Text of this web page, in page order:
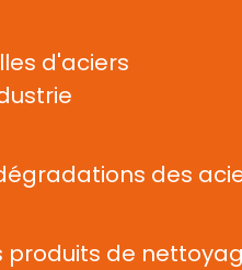
d'aciers
des
produits de